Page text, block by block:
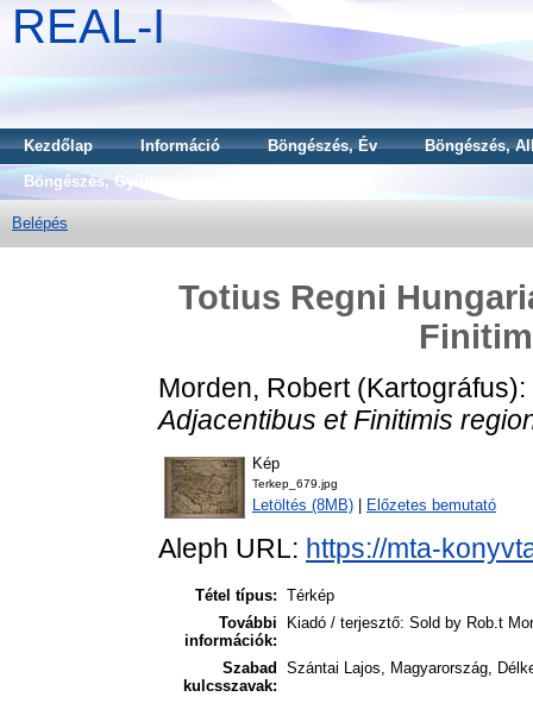
REAL-I
Kezdőlap Információ Böngészés, Év
Böngészés,
Böngészés, Gyűjtemény
Belépés
Totius Regni
Morden, Robert(Kartográfus):
Adjacentibus et Finitimis
Kép
Terkep_679.jpg
Letöltés (8MB) Előzetes bemutató
Aleph URL: https://mta-
Tétel típus: Térkép
További
információk:
Kiadó / terjesztő: Sold by Rob.t
Szabad
kulcsszavak:
Szántai Lajos, Magyarország,